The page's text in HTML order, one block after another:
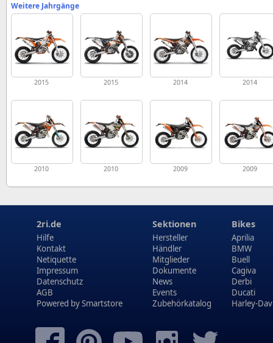
Weitere Jahrgänge
2015 2015 2014 2014
2010 2010 2009 2009
2ri.de
Hilfe
Kontakt
Netiquette
Impressum
Datenschutz
AGB
Powered bySmartstore
Sektionen
Hersteller
Händler
Mitglieder
Dokumente
News
Events
Zubehörkatalog
Bikes
Aprilia
BMW
Buell
Cagiva
Derbi
Ducati
Harley-